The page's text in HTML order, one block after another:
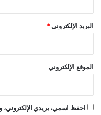
البريد الإلكتروني*
الموقع الإلكتروني
احفظ اسمي، بريدي الإلكتروني،